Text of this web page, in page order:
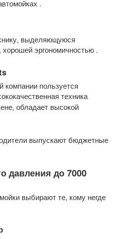
.
выделяющуюся
эргономичностью .
компании пользуется
техника
обладает высокой
выпускают бюджетные
давления до 7000
выбирают те, кому негде